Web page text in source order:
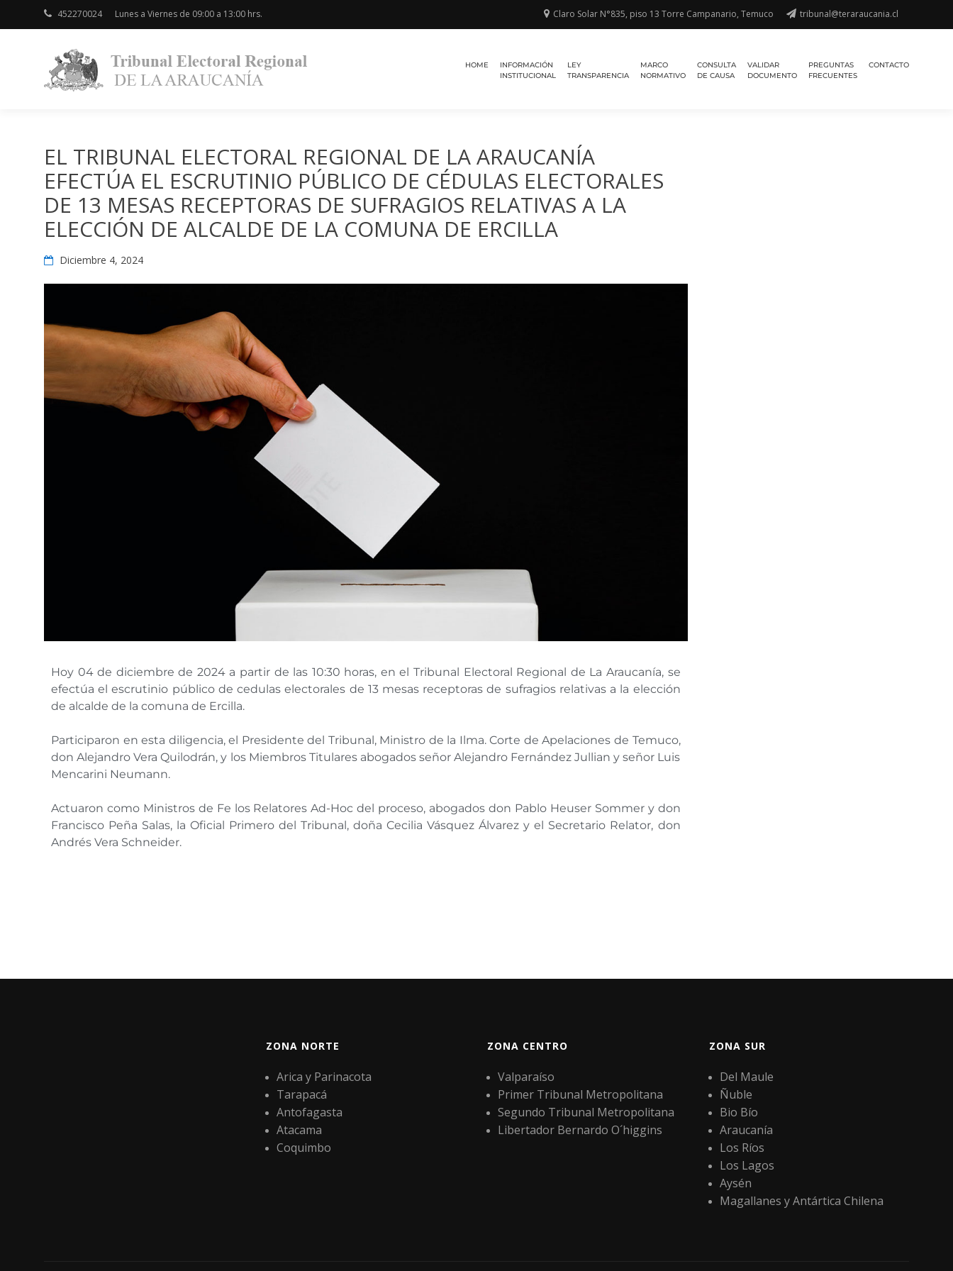
452270024 Lunes a Viernes de 09:00 a 13:00 hrs. Claro Solar N°835, piso 13 Torre Campanario, Temuco tribunal@teraraucania.cl
HOME
INFORMACIÓN
INSTITUCIONAL
LEY
TRANSPARENCIA
MARCO
NORMATIVO
CONSULTA
DE CAUSA
VALIDAR
DOCUMENTO
PREGUNTAS
FRECUENTES
CONTACTO
EL TRIBUNAL ELECTORAL REGIONAL DE LA ARAUCANÍA
EFECTÚA EL ESCRUTINIO PÚBLICO DE CÉDULAS ELECTORALES
DE 13 MESAS RECEPTORAS DE SUFRAGIOS RELATIVAS A LA
ELECCIÓN DE ALCALDE DE LA COMUNA DE ERCILLA
Diciembre 4, 2024
Hoy 04 de diciembre de 2024 a partir de las 10:30 horas, en el Tribunal Electoral Regional de La Araucanía, se
efectúa el escrutinio público de cedulas electorales de 13 mesas receptoras de sufragios relativas a la elección
de alcalde de la comuna de Ercilla.
Participaron en esta diligencia, el Presidente del Tribunal, Ministro de la Ilma. Corte de Apelaciones de Temuco,
don Alejandro Vera Quilodrán, y los Miembros Titulares abogados señor Alejandro Fernández Jullian y señor Luis
Mencarini Neumann.
Actuaron como Ministros de Fe los Relatores Ad-Hoc del proceso, abogados don Pablo Heuser Sommer y don
Francisco Peña Salas, la Oficial Primero del Tribunal, doña Cecilia Vásquez Álvarez y el Secretario Relator, don
Andrés Vera Schneider.
ZONA NORTE
Arica y Parinacota
Tarapacá
Antofagasta
Atacama
Coquimbo
ZONA CENTRO
Valparaíso
Primer Tribunal Metropolitana
Segundo Tribunal Metropolitana
Libertador Bernardo O´higgins
ZONA SUR
Del Maule
Ñuble
Bio Bío
Araucanía
Los Ríos
Los Lagos
Aysén
Magallanes y Antártica Chilena